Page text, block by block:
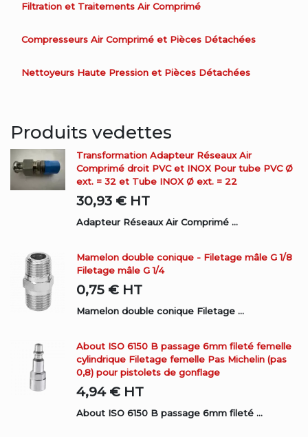
Filtration et Traitements Air Comprimé
Compresseurs Air Comprimé et Pièces Détachées
Nettoyeurs Haute Pression et Pièces Détachées
Produits vedettes
Transformation Adapteur Réseaux Air
Comprimé droit PVC et INOX Pour tube PVC Ø
ext. = 32 et Tube INOX Ø ext. = 22
30,93 € HT
Adapteur Réseaux Air Comprimé ...
Mamelon double conique - Filetage mâle G 1/8
Filetage mâle G 1/4
0,75 € HT
Mamelon double conique Filetage ...
About ISO 6150 B passage 6mm fileté femelle
cylindrique Filetage femelle Pas Michelin (pas
0,8) pour pistolets de gonflage
4,94 € HT
About ISO 6150 B passage 6mm fileté ...